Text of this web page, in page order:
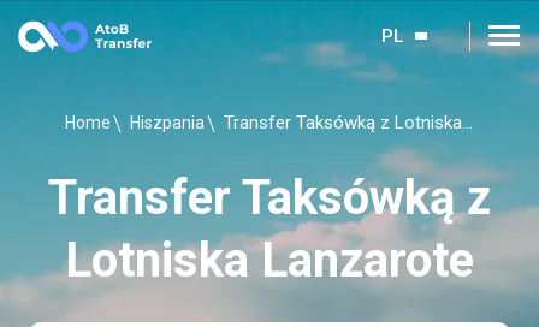
PL
Home Hiszpania Transfer Taksówką z Lotniska Lanzarote
Transfer Taksówką z
Lotniska Lanzarote